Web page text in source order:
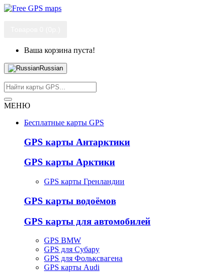
Ваша корзина пуста!
Russian
МЕНЮ
Бесплатные карты GPS
GPS карты Антарктики
GPS карты Арктики
GPS карты Гренландии
GPS карты водоёмов
GPS карты для автомобилей
GPS BMW
GPS для Субару
GPS для Фольксвагена
GPS карты Audi